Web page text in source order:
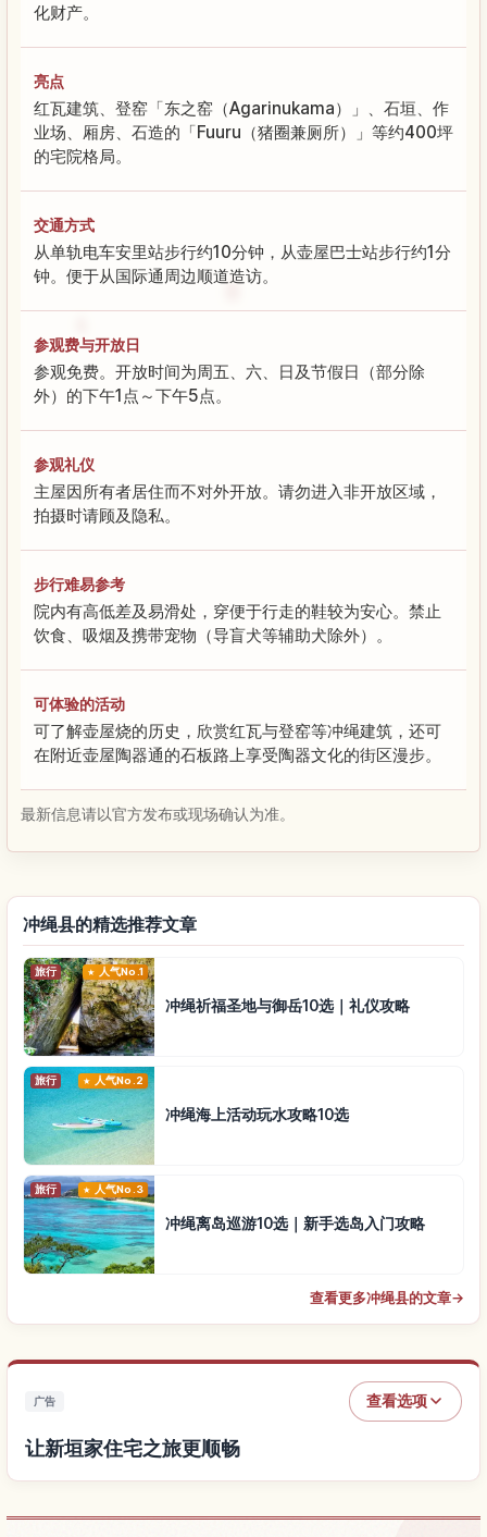
化财产。
亮点
红瓦建筑、登窑「东之窑（Agarinukama）」、石垣、作
业场、厢房、石造的「Fuuru（猪圈兼厕所）」等约400坪
的宅院格局。
交通方式
从单轨电车安里站步行约10分钟，从壶屋巴士站步行约1分
钟。便于从国际通周边顺道造访。
参观费与开放日
参观免费。开放时间为周五、六、日及节假日（部分除
外）的下午1点～下午5点。
参观礼仪
主屋因所有者居住而不对外开放。请勿进入非开放区域，
拍摄时请顾及隐私。
步行难易参考
院内有高低差及易滑处，穿便于行走的鞋较为安心。禁止
饮食、吸烟及携带宠物（导盲犬等辅助犬除外）。
可体验的活动
可了解壶屋烧的历史，欣赏红瓦与登窑等冲绳建筑，还可
在附近壶屋陶器通的石板路上享受陶器文化的街区漫步。
最新信息请以官方发布或现场确认为准。
冲绳县的精选推荐文章
旅行 人气No.1
冲绳祈福圣地与御岳10选｜礼仪攻略
旅行 人气No.2
冲绳海上活动玩水攻略10选
旅行 人气No.3
冲绳离岛巡游10选｜新手选岛入门攻略
查看更多冲绳县的文章→
广告 查看选项
让新垣家住宅之旅更顺畅